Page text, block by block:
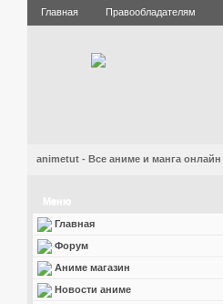
Главная Правообладателям
animetut - Все аниме и манга онлайн
Меню
Главная
Форум
Аниме магазин
Новости аниме